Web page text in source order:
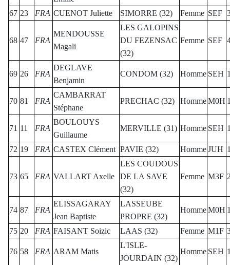
67 23 FRA CUENOT Juliette SIMORRE (32) Femme SEF
68 47 FRA
MENDOUSSE
Magali
LES GALOPINS
DU FEZENSAC
(32)
Femme SEF
69 26 FRA
DEGLAVE
Benjamin
CONDOM (32) Homme SEH
70 81 FRA
CAMBARRAT
Stéphane
PRECHAC (32) HommeM0H
71 11 FRA
BOULOUYS
Guillaume
MERVILLE (31) Homme SEH
72 19 FRA CASTEX Clément PAVIE (32) HommeJUH
73 65 FRA VALLART Axelle
LES COUDOUS
DE LA SAVE
(32)
Femme M3F
74 87 FRA
ELISSAGARAY
Jean Baptiste
LASSEUBE
PROPRE (32)
HommeM0H
75 20 FRA FAISANT Soizic LAAS (32) Femme M1F
76 58 FRA ARAM Matis
L'ISLE-
JOURDAIN (32)
Homme SEH